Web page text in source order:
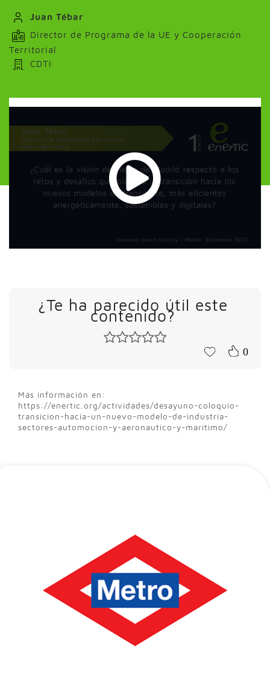
Juan Tébar
Director de Programa de la UE y Cooperación
Territorial
CDTI
¿Te ha parecido útil este
contenido?
0
Más información en:
https://enertic.org/actividades/desayuno-coloquio-
transicion-hacia-un-nuevo-modelo-de-industria-
sectores-automocion-y-aeronautico-y-maritimo/